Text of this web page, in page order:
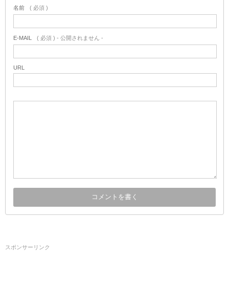
名前 ( 必須 )
E-MAIL ( 必須 ) - 公開されません -
URL
スポンサーリンク